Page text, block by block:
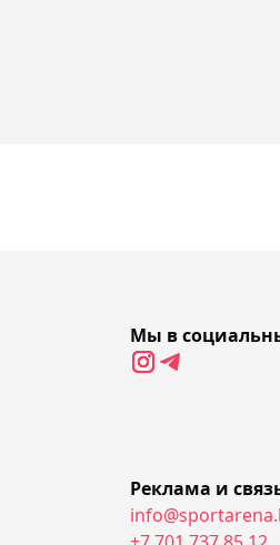
Abay Cup-2026
11:10, Сегодня
10:54, Сегодня
Мы в
Реклама и